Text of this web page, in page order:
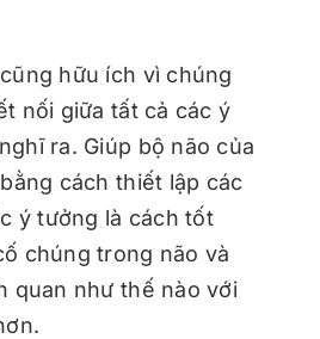
hữu ích vì chúng
nối giữa tất cả các ý
ra. Giúp bộ não của
cách thiết lập các
ý tưởng là cách tốt
chúng trong não và
quan như thế nào với